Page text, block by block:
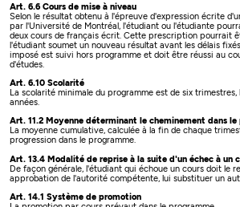
Art. 6.6 Cours de mise à niveau
Selon le résultat obtenu à l'épreuve d'expression écrite
par l'Université de Montréal, l'étudiant ou l'étudiante
deux cours de français écrit. Cette prescription pourrait
l'étudiant soumet un nouveau résultat avant les délais
imposé est suivi hors programme et doit être réussi au
d'études.
Art. 6.10 Scolarité
La scolarité minimale du programme est de six trimestres,
années.
Art. 11.2 Moyenne déterminant le cheminement dans le
La moyenne cumulative, calculée à la fin de chaque
progression dans le programme.
Art. 13.4 Modalité de reprise à la suite d'un échec à un
De façon générale, l'étudiant qui échoue un cours doit le
approbation de l'autorité compétente, lui substituer un
Art. 14.1 Système de promotion